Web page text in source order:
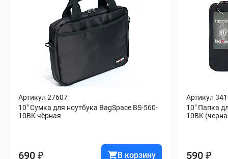
Артикул 27607
10" Сумка для ноутбука BagSpace BS-560-
10BK чёрная
690 ₽ В корзину
Артикул
10" Папка
10BK
590 ₽